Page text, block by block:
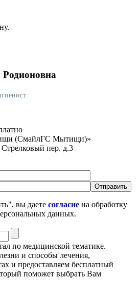
Родионовна
(СмайлГС Мытищи)»
Стрелковый пер. д.3
вы даете согласиена обработку
данных.
по медицинской тематике.
и способы лечения,
и предоставляем бесплатный
поможет выбрать Вам